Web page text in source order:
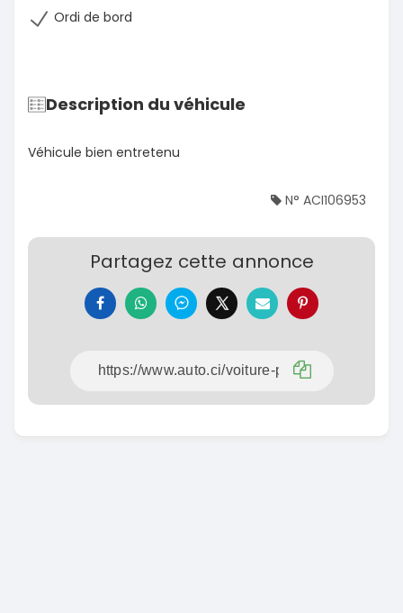
Ordi de bord
Description du véhicule
Véhicule bien entretenu
N° ACI106953
Partagez cette annonce